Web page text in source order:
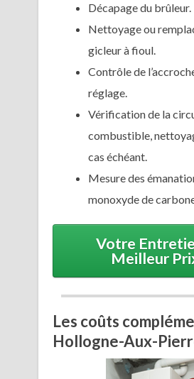
Décapage du brûleur.
Nettoyage ou
gicleur à fioul.
Contrôle de
réglage.
Vérification de la
combustible,
cas échéant.
Mesure des
monoxyde de
Votre
Meilleur
Les coûts
Hollogne-Aux-